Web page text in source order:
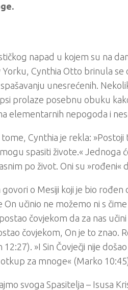
napad u kojem su na
Yorku, Cynthia Otto brinula se
unesrećenih.
prolaze posebnu obuku
elementarnih nepogoda i
tome, Cynthia je rekla:
spasiti živote.« Jednoga
po život. Oni su »rođeni«
govori o Mesiji koji je bio rođen
On učinio ne možemo ni s
čovjekom da za nas
čovjekom, On je to znao.
»I Sin Čovječji nije
za mnoge« (Marko
svoga Spasitelja – Isusa